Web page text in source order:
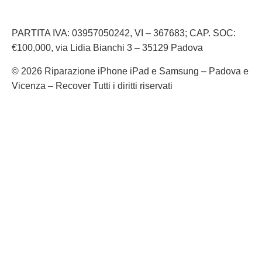
PARTITA IVA: 03957050242, VI – 367683; CAP. SOC:
€100,000, via Lidia Bianchi 3 – 35129 Padova
© 2026 Riparazione iPhone iPad e Samsung – Padova e
Vicenza – Recover Tutti i diritti riservati